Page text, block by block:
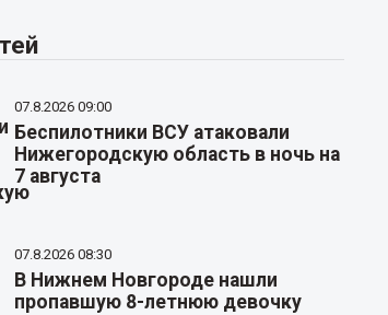
07.8.2026 09:00
Беспилотники ВСУ атаковали
Нижегородскую область в ночь на
7 августа
07.8.2026 08:30
В Нижнем Новгороде нашли
пропавшую 8-летнюю девочку